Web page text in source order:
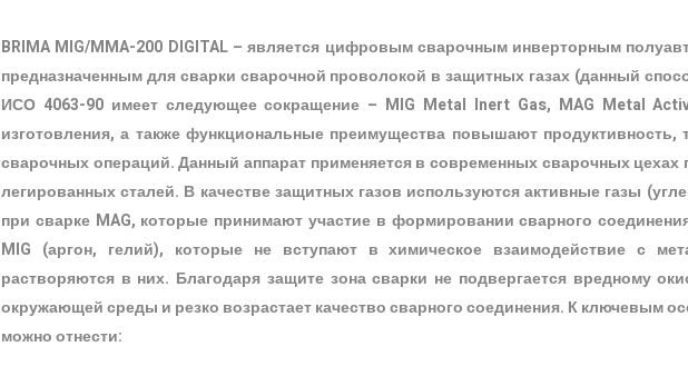
BRIMA MIG/MMA-200 DIGITAL – является цифровым сварочным инверторным
предназначенным для сварки сварочной проволокой в защитных газах (данный
ИСО 4063-90 имеет следующее сокращение – MIG Metal Inert Gas, MAG Metal
изготовления, а также функциональные преимущества повышают продуктивность,
сварочных операций. Данный аппарат применяется в современных сварочных цехах
легированных сталей. В качестве защитных газов используются активные газы
при сварке MAG, которые принимают участие в формировании сварного
MIG (аргон, гелий), которые не вступают в химическое взаимодействие с
растворяются в них. Благодаря защите зона сварки не подвергается вредному
окружающей среды и резко возрастает качество сварного соединения. К ключевым
можно отнести: